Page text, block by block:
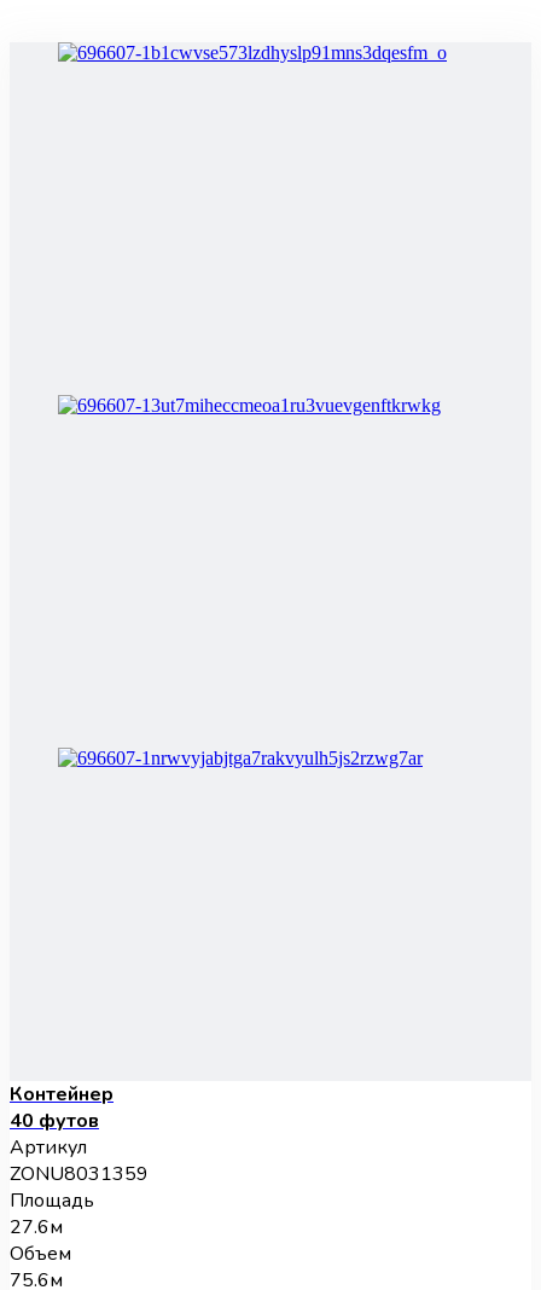
Контейнер
40 футов
Артикул
ZONU8031359
Площадь
27.6м
Объем
75.6м